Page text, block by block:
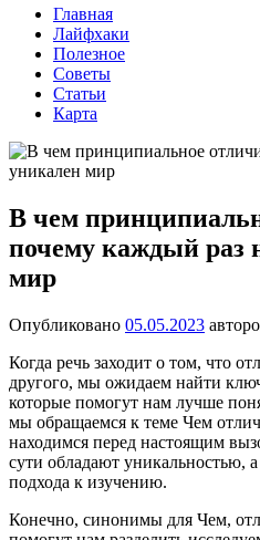
Главная
Лайфхаки
Полезное
Советы
Статьи
Карта
В чем
почему каждый раз
мир
Опубликовано 05.05.2023
Когда речь заходит о том, что
другого, мы ожидаем найти
которые помогут нам лучше
мы обращаемся к теме Чем
находимся перед настоящим
сути обладают уникальностью,
подхода к изучению.
Конечно, синонимы для Чем,